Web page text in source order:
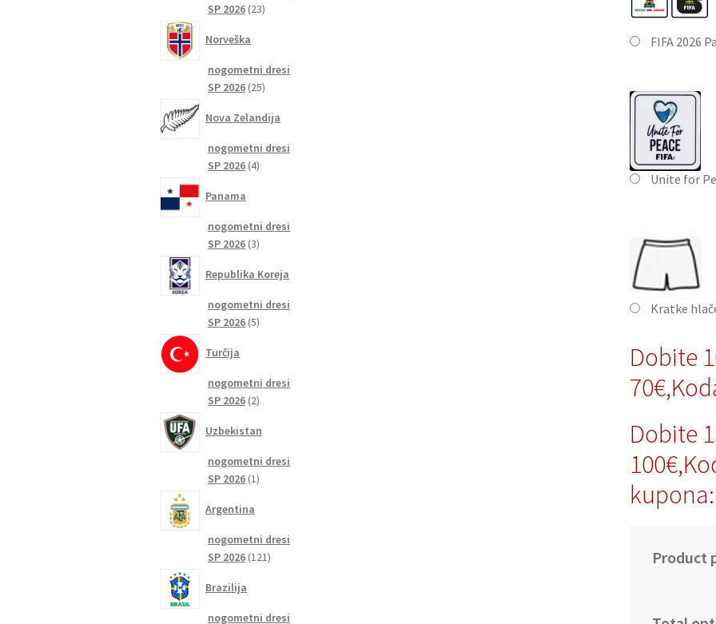
FIFA 2026
Unite for
Kratke
Dobite
Dobite
Product
SP 2026 2323
Norveška
nogometni dresi
SP 2026 2525
Nova Zelandija
nogometni dresi
SP 2026 44
Panama
nogometni dresi
SP 2026 33
Republika Koreja
nogometni dresi
SP 2026 55
Turčija
nogometni dresi
SP 2026 22
Uzbekistan
nogometni dresi
SP 2026 11
Argentina
nogometni dresi
SP 2026 121121
Brazilija
nogometni dresi